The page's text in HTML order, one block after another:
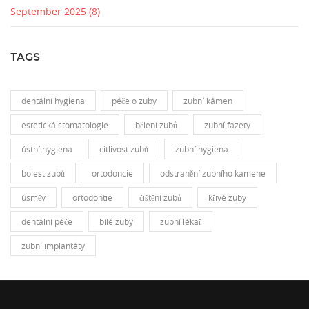
September 2025 (8)
TAGS
dentální hygiena péče o zuby zubní kámen
estetická stomatologie bělení zubů zubní fazety
ústní hygiena citlivost zubů zubní hygiena
bolest zubů ortodoncie odstranění zubního kamene
úsměv ortodontie čištění zubů křivé zuby
dentální péče bílé zuby zubní lékař
zubní implantáty